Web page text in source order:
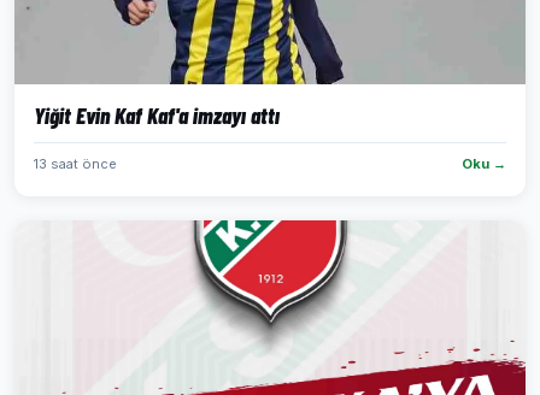
Yiğit Evin Kaf Kaf'a imzayı attı
13 saat önce Oku →